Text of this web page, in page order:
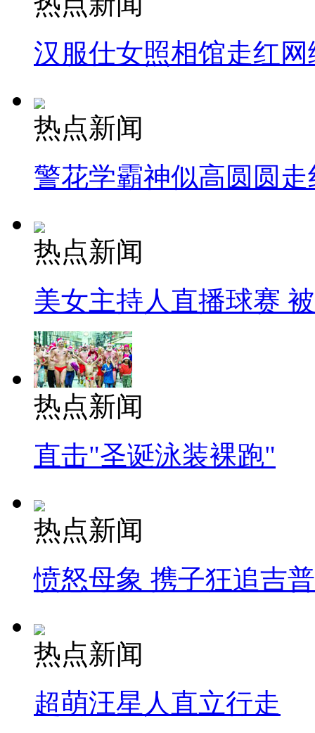
汉服仕女照相馆走红网
热点新闻
警花学霸神似高圆圆走
热点新闻
美女主持人直播球赛
热点新闻
直击"圣诞泳装裸跑"
热点新闻
愤怒母象 携子狂追吉
热点新闻
超萌汪星人直立行走